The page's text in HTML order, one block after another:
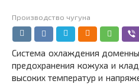
Производство чугуна
Система охлаждения
предохранения кожуха и
высоких температур и